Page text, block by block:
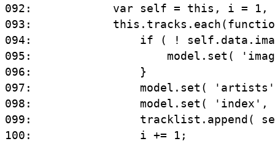
092:            var self = this, i = 1,
093:
094:                if ( !
095:                    model.set(
096:                }
097:                model.set(
098:                model.set( 'index',
099:                tracklist.append(
100:                i += 1;